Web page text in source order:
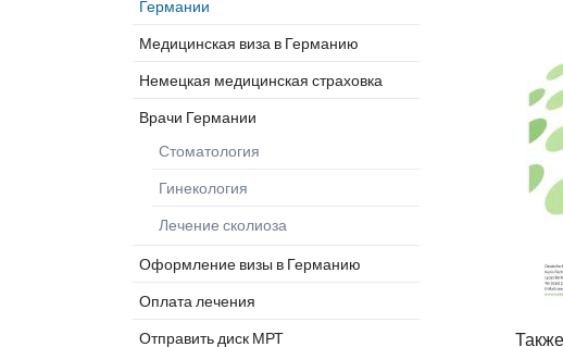
Программа
Глиобластома Optune
Лечение рака-статьи
Дерматология
Эндопротезирование
микрохирургии
Клиника челюстно-
лицевой хирургии
Германии
Медицинская виза в Германию
Немецкая медицинская страховка
Врачи Германии
Стоматология
Гинекология
Лечение сколиоза
Оформление визы в Германию
Оплата лечения
Отправить диск МРТ